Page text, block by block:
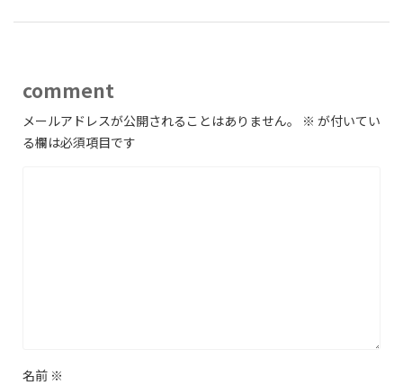
comment
メールアドレスが公開されることはありません。 ※ が付いてい
る欄は必須項目です
名前 ※